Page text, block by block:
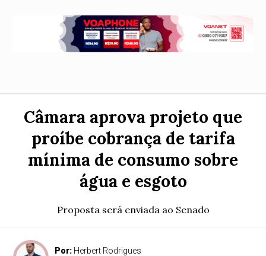
Câmara aprova projeto que
proíbe cobrança de tarifa
mínima de consumo sobre
água e esgoto
Proposta será enviada ao Senado
Por: Herbert Rodrigues